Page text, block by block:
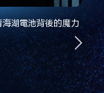
湖電池背後的魔力